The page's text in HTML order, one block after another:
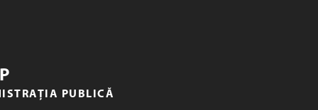
PUBLICĂ